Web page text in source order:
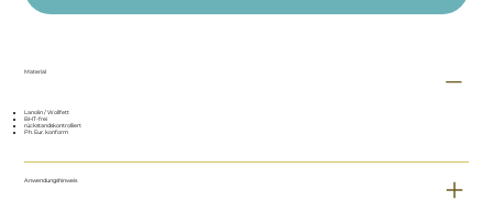
Material
Lanolin / Wollfett
BHT-frei
rückstandskontrolliert
Ph. Eur. konform
Anwendungshinweis